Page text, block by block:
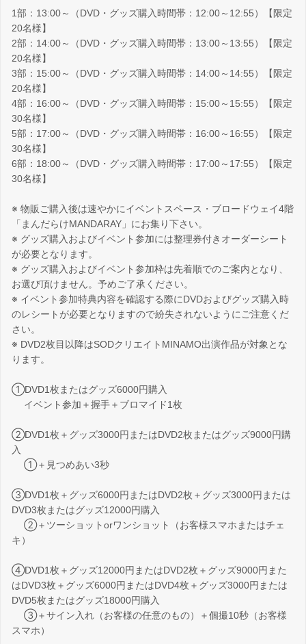
1部：13:00～（DVD・グッズ購入時間帯：12:00～12:55）【限定
20名様】
2部：14:00～（DVD・グッズ購入時間帯：13:00～13:55）【限定
20名様】
3部：15:00～（DVD・グッズ購入時間帯：14:00～14:55）【限定
20名様】
4部：16:00～（DVD・グッズ購入時間帯：15:00～15:55）【限定
30名様】
5部：17:00～（DVD・グッズ購入時間帯：16:00～16:55）【限定
30名様】
6部：18:00～（DVD・グッズ購入時間帯：17:00～17:55）【限定
30名様】
※ 物販ご購入後は速やかにイベントスペース・ブロードウェイ4階
「まんだらけMANDARAY」にお集り下さい。
※ グッズ購入およびイベント参加には整理券付きオーダーシート
が必要となります。
※ グッズ購入およびイベント参加枠は先着順でのご案内となり、
お選び頂けません。予めご了承ください。
※ イベント参加特典内容を確認する際にDVDおよびグッズ購入時
のレシートが必要となりますので紛失されないようにご注意くだ
さい。
※ DVD2枚目以降はSODクリエイトMINAMO出演作品が対象とな
ります。
①DVD1枚またはグッズ6000円購入
イベント参加＋握手＋ブロマイド1枚
②DVD1枚＋グッズ3000円またはDVD2枚またはグッズ9000円購
入
①＋見つめあい3秒
③DVD1枚＋グッズ6000円またはDVD2枚＋グッズ3000円または
DVD3枚またはグッズ12000円購入
②＋ツーショットorワンショット（お客様スマホまたはチェ
キ）
④DVD1枚＋グッズ12000円またはDVD2枚＋グッズ9000円また
はDVD3枚＋グッズ6000円またはDVD4枚＋グッズ3000円または
DVD5枚またはグッズ18000円購入
③＋サイン入れ（お客様の任意のもの）＋個撮10秒（お客様
スマホ）